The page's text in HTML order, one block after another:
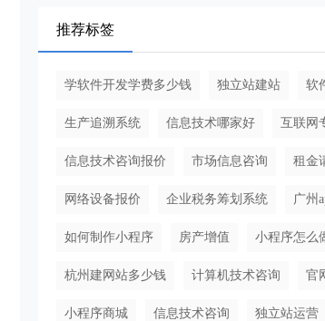
推荐标签
学软件开发学费多少钱 独立站建站 软
生产追溯系统 信息技术哪家好 互联网
信息技术咨询报价 市场信息咨询 租金
网络设备报价 企业税务筹划系统 广州
如何制作小程序 房产增值 小程序怎么
杭州建网站多少钱 计算机技术咨询 官
小程序商城 信息技术咨询 独立站运营